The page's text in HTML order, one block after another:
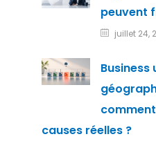
peuvent
juillet 24,
causes réelles ?